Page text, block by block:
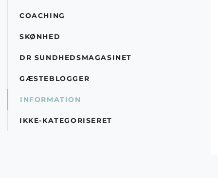
COACHING
SKØNHED
DR SUNDHEDSMAGASINET
GÆSTEBLOGGER
INFORMATION
IKKE-KATEGORISERET